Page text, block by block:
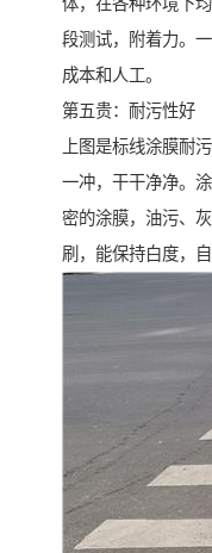
体，在各种环境下
段测试，附着力。
成本和人工。
第五贵：耐污性好
上图是标线涂膜耐
一冲，干干净净。
密的涂膜，油污、
刷，能保持白度，自